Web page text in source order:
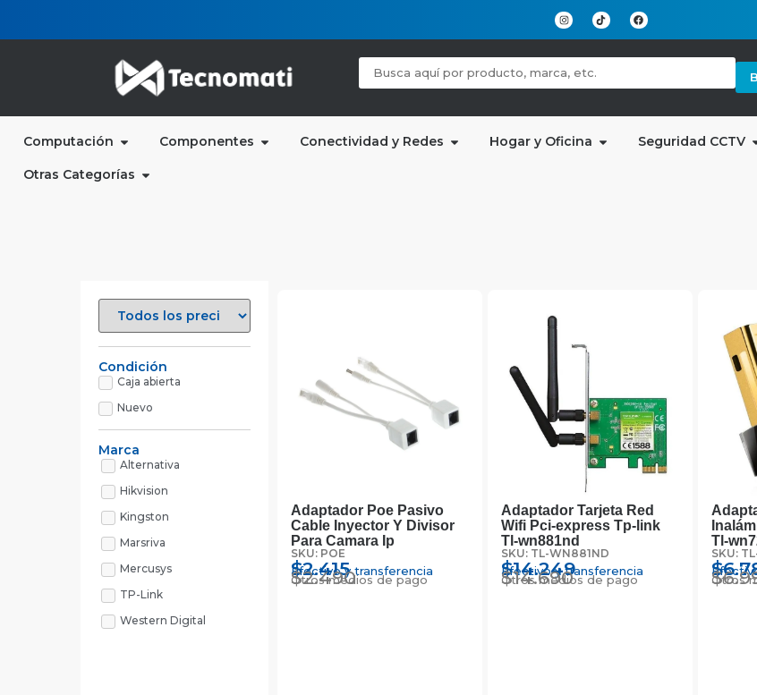
Computación Componentes Conectividad y Redes Hogar y Oficina Seguridad CCTV
Otras Categorías
Condición
Caja abierta
Nuevo
Marca
Alternativa
Hikvision
Kingston
Marsriva
Mercusys
TP-Link
Western Digital
Adaptador Poe Pasivo
Cable Inyector Y Divisor
Para Camara Ip
SKU: POE
$2.415
Efectivo y transferencia
$2.490
Otros medios de pago
Adaptador Tarjeta Red
Wifi Pci-express Tp-link
Tl-wn881nd
SKU: TL-WN881ND
$14.249
Efectivo y transferencia
$14.690
Otros medios de pago
Tl-
SKU:
$
$
Otros